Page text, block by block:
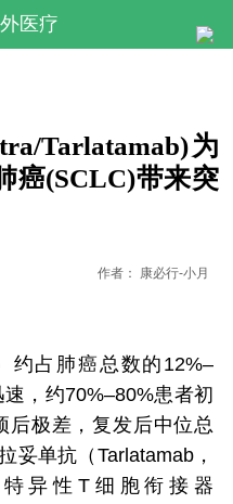
医疗
Tarlatamab)为
癌(SCLC)带来突
作者： 康必行-小月
占肺癌总数的12%–
，约70%–80%患者初
后极差，复发后中位总
妥单抗（Tarlatamab，
特异性T细胞衔接器